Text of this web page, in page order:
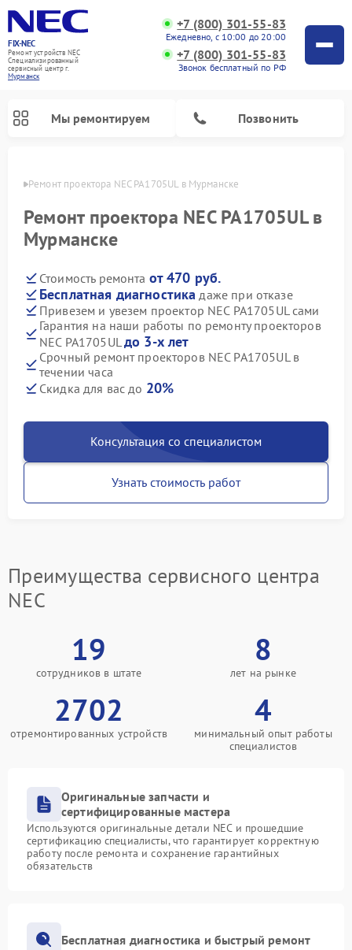
FIX-NEC
Ремонт устройств NEC
Специализированный
cервисный центр г.
Мурманск
+7 (800) 301-55-83
Ежедневно, с 10:00 до 20:00
+7 (800) 301-55-83
Звонок бесплатный по РФ
Мы ремонтируем Позвонить
Ремонт проектора NEC PA1705UL в Мурманске
Ремонт проектора NEC PA1705UL в
Мурманске
Стоимость ремонта от 470 руб.
Бесплатная диагностика даже при отказе
Привезем и увезем проектор NEC PA1705UL сами
Гарантия на наши работы по ремонту проекторов
NEC PA1705ULдо 3-х лет
Срочный ремонт проекторов NEC PA1705UL в
течении часа
Скидка для вас до 20%
Консультация со специалистом
Узнать стоимость работ
Преимущества сервисного центра
NEC
19
сотрудников в штате
8
лет на рынке
2702
отремонтированных устройств
4
минимальный опыт работы
специалистов
Оригинальные запчасти и
сертифицированные мастера
Используются оригинальные детали NEC и прошедшие
сертификацию специалисты, что гарантирует корректную
работу после ремонта и сохранение гарантийных
обязательств
Бесплатная диагностика и быстрый ремонт